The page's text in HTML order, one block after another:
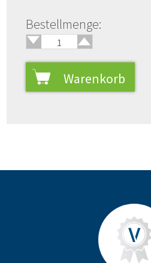
Bestellmenge:
🢓
🢑